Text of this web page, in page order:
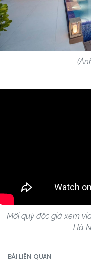
Mời quý độc giả xem
Hà
BÀI LIÊN QUAN